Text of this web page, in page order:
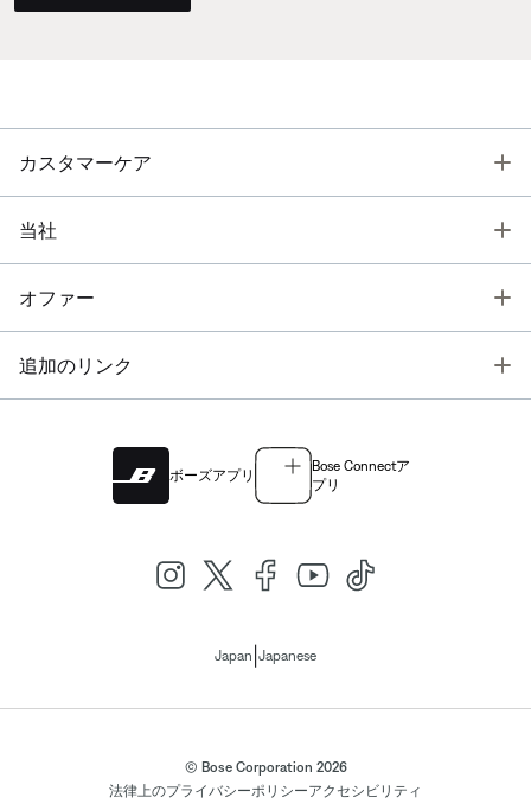
カスタマーケア
当社
オファー
追加のリンク
ボーズアプリ
Bose Connectア
プリ
Japan Japanese
© Bose Corporation 2026
法律上のプライバシーポリシーアクセシビリティ